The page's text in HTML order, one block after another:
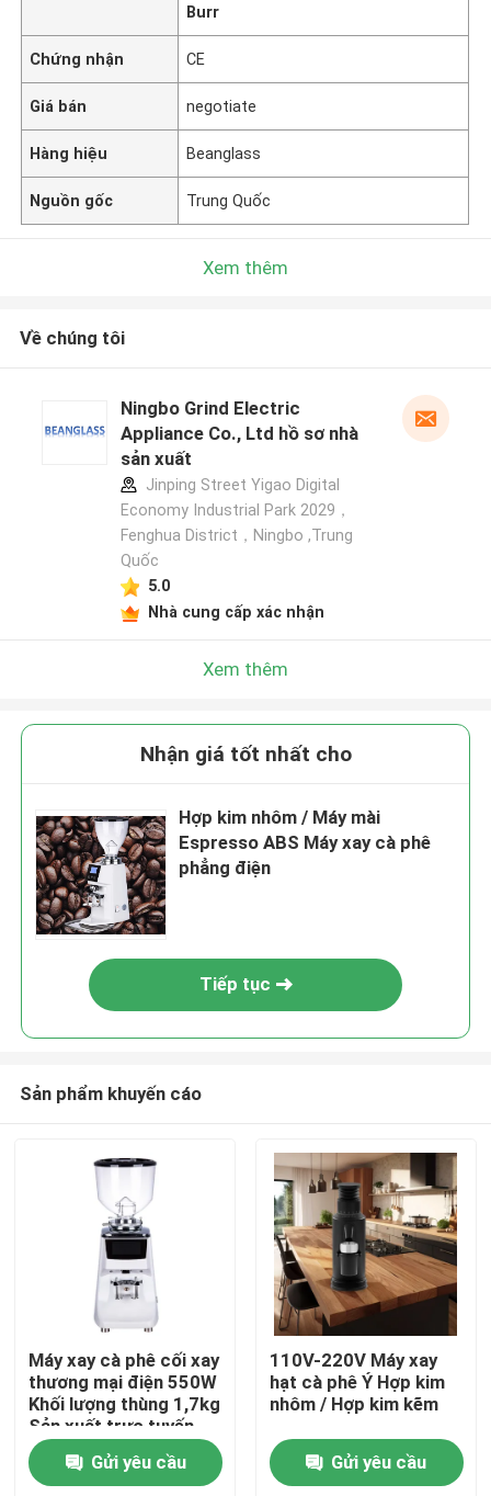
Nhà
Các sản phẩm
Burr
Chứng nhận CE
Giá bán negotiate
Hàng hiệu Beanglass
Nguồn gốc Trung Quốc
Xem thêm
Về chúng tôi
Ningbo Grind Electric
Appliance Co., Ltd hồ sơ nhà
sản xuất
Jinping Street Yigao Digital
Economy Industrial Park 2029，
Fenghua District，Ningbo ,Trung
Quốc
5.0
Nhà cung cấp xác nhận
Xem thêm
Nhận giá tốt nhất cho
Hợp kim nhôm / Máy mài
Espresso ABS Máy xay cà phê
phẳng điện
Tiếp tục
Sản phẩm khuyến cáo
Máy xay cà phê cối xay
thương mại điện 550W
Khối lượng thùng 1,7kg
Sản xuất trực tuyến
Gửi yêu cầu
110V-220V Máy xay
hạt cà phê Ý Hợp kim
nhôm / Hợp kim kẽm
Gửi yêu cầu